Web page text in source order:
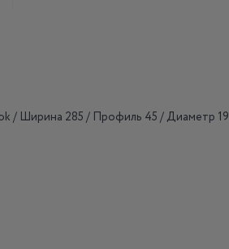
/ Ширина 285 / Профиль 45 / Диаметр 19